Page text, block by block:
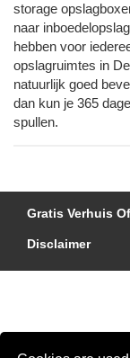
storage
naar
hebben voor
opslagruimtes in
natuurlijk goed
dan kun je 365
spullen.
Gratis Verhuis
Disclaimer